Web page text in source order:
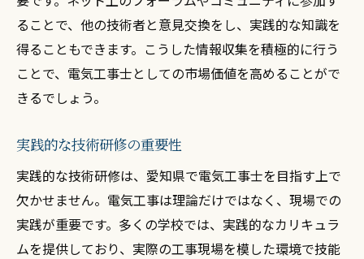
ることで、他の技術者と意見交換をし、実践的な知識を
得ることもできます。こうした情報収集を積極的に行う
ことで、電気工事士としての市場価値を高めることがで
きるでしょう。
実践的な技術研修の重要性
実践的な技術研修は、愛知県で電気工事士を目指す上で
欠かせません。電気工事は理論だけではなく、現場での
実践が重要です。多くの学校では、実践的なカリキュラ
ムを提供しており、実際の工事現場を模した環境で技能